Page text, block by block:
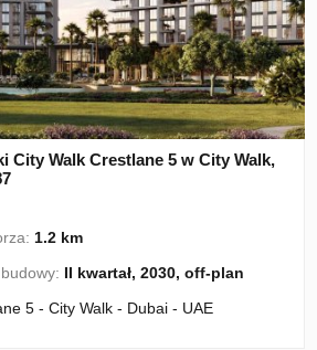
City Walk Crestlane 5 w City Walk,
1.2 km
II kwartał, 2030, off-plan
5 - City Walk - Dubai - UAE